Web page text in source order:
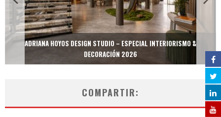
ADRIANA HOYOS DESIGN STUDIO – ESPECIAL INTERIORISMO &
DECORACIÓN 2026
COMPARTIR: